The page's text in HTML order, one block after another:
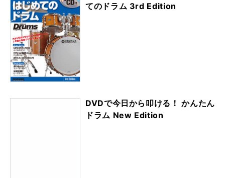
てのドラム 3rd Edition
DVDで今日から叩ける！ かんたん
ドラム New Edition